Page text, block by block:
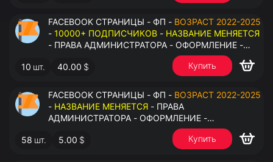
FACEBOOK СТРАНИЦЫ - ФП - ВОЗРАСТ 2022-2025
- 10000+ ПОДПИСЧИКОВ - НАЗВАНИЕ МЕНЯЕТСЯ
- ПРАВА АДМИНИСТРАТОРА - ОФОРМЛЕНИЕ -
ЗАПОЛНЕННАЯ ИНФОРМАЦИЯ - ПОД ВСЕ ГЕО
10 шт. 40.00 $ Купить
FACEBOOK СТРАНИЦЫ - ФП - ВОЗРАСТ 2022-2025
- НАЗВАНИЕ МЕНЯЕТСЯ - ПРАВА
АДМИНИСТРАТОРА - ОФОРМЛЕНИЕ -
ЗАПОЛНЕННАЯ ИНФОРМАЦИЯ - ПОД ВСЕ ГЕО
58 шт. 5.00 $ Купить